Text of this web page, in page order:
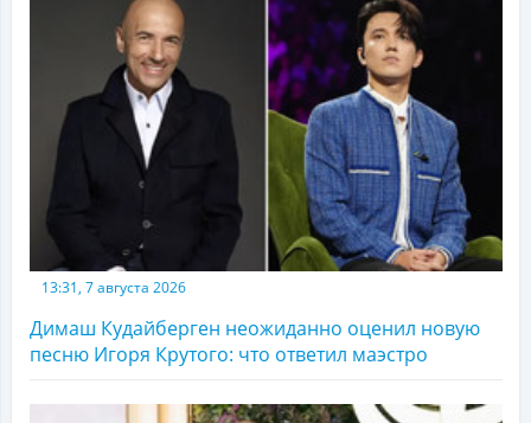
13:31, 7 августа 2026
Димаш Кудайберген неожиданно оценил новую
песню Игоря Крутого: что ответил маэстро